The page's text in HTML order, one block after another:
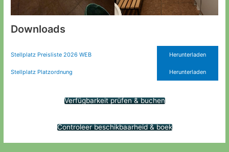
Downloads
Stellplatz Preisliste 2026 WEB Herunterladen
Stellplatz Platzordnung Herunterladen
Verfügbarkeit prüfen & buchen
Controleer beschikbaarheid & boek